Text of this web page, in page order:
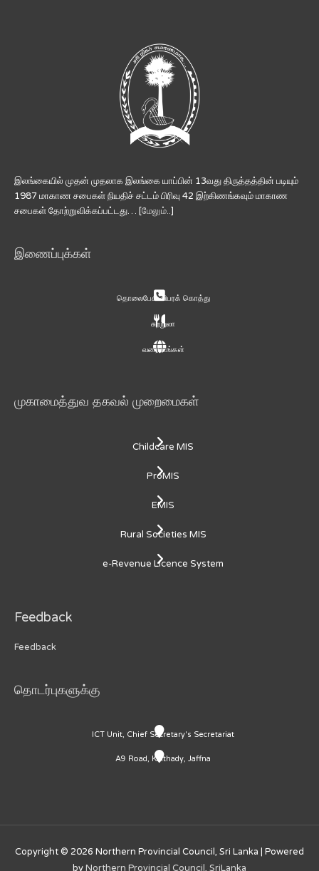
இலங்கையில் முதன் முதலாக இலங்கை யாப்பின் 13வது திருத்தத்தின் படியும்
1987 மாகாண சபைகள் நியதிச் சட்டம் பிரிவு 42 இற்கிணங்கவும் மாகாண
சபைகள் தோற்றுவிக்கப்பட்டது… [மேலும்..]
இணைப்புக்கள்
தொலைபேசி விபரக் கொத்து
சுற்றுலா
வரைபடங்கள்
முகாமைத்துவ தகவல் முறைமைகள்
Childcare MIS
ProMIS
EMIS
Rural Societies MIS
e-Revenue Licence System
Feedback
Feedback
தொடர்புகளுக்கு
ICT Unit, Chief Secretary's Secretariat
A9 Road, Kaithady, Jaffna
Copyright © 2026 Northern Provincial Council, Sri Lanka | Powered
byNorthern Provincial Council, SriLanka